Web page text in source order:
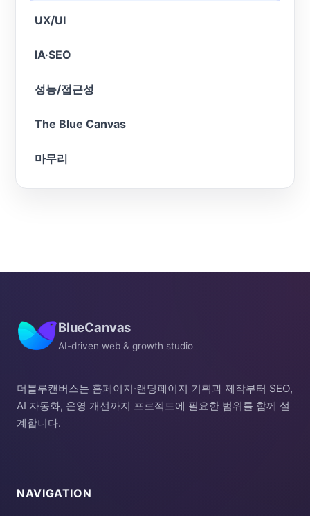
UX/UI
IA·SEO
성능/접근성
The Blue Canvas
마무리
BlueCanvas
AI-driven web & growth studio
더블루캔버스는 홈페이지·랜딩페이지 기획과 제작부터 SEO,
AI 자동화, 운영 개선까지 프로젝트에 필요한 범위를 함께 설
계합니다.
NAVIGATION